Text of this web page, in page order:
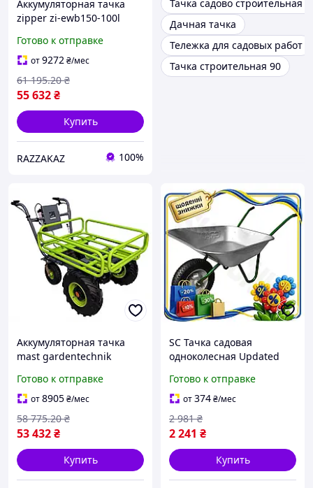
Аккумуляторная тачка
zipper zi-ewb150-100l
грузоподъемность 150 кг
объем 100 л для
перевозки грузов
Готово к отправке
от9272₴/мес
55 632₴
61 195.20 ₴
Купить
RAZZAKAZ 100%
Тачка садово строительная
Дачная тачка
Тележка для садовых работ
Тачка строительная 90
Аккумуляторная тачка
mast gardentechnik
грузовая 350 кг тачка
садовая для перевозки
грузов
Готово к отправке
от8905₴/мес
53 432₴
58 775.20 ₴
Купить
SC Тачка садовая
одноколесная Updated
садовых работ и
перевозки материалов
тачка для CH2_99K
Готово к отправке
от374₴/мес
2 241 ₴
2 981 ₴
Купить